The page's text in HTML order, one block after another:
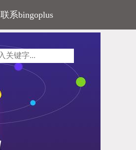
联系bingoplus